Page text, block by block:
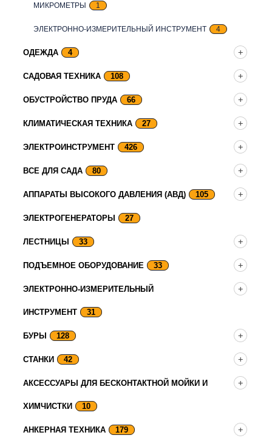
МИКРОМЕТРЫ 1
ЭЛЕКТРОННО-ИЗМЕРИТЕЛЬНЫЙ ИНСТРУМЕНТ 4
ОДЕЖДА 4
САДОВАЯ ТЕХНИКА 108
ОБУСТРОЙСТВО ПРУДА 66
КЛИМАТИЧЕСКАЯ ТЕХНИКА 27
ЭЛЕКТРОИНСТРУМЕНТ 426
ВСЕ ДЛЯ САДА 80
АППАРАТЫ ВЫСОКОГО ДАВЛЕНИЯ (АВД) 105
ЭЛЕКТРОГЕНЕРАТОРЫ 27
ЛЕСТНИЦЫ 33
ПОДЪЕМНОЕ ОБОРУДОВАНИЕ 33
ЭЛЕКТРОННО-ИЗМЕРИТЕЛЬНЫЙ
ИНСТРУМЕНТ 31
БУРЫ 128
СТАНКИ 42
АКСЕССУАРЫ ДЛЯ БЕСКОНТАКТНОЙ МОЙКИ И
ХИМЧИСТКИ 10
АНКЕРНАЯ ТЕХНИКА 179